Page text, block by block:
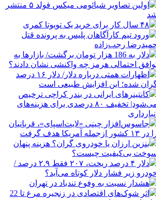
اولین تصاویر شیائومی میکس فولد ۵ منتشر
۴۸ سال کار برای خرید یک تویوتا کمری
ورود تیم کارآگاهان پلیس به پرونده قتل
رجب‌زاده
دلار به 186 هزار تومان برگشت/ بازارها به
احتمالی هرمز چه واکنشی نشان دادند؟
اظهارات همتی درباره دلار/ دلار ۱۶ درصد
شده؛ این افزایش طبیعی است
کانتینرهای ایرانی در بندر کراچی ترخیص
می‌شود| تخفیف ۸۰ درصدی برای هزینه‌های
انبارداری
جاسوس‌افزار چینی «لایت‌اسپای»، قربانیان
کشور ازجمله آمریکا هدف گرفت
بنزین ارزان یا خودروی گران؟ هزینه پنهان
بی‌کیفیت چیست؟
دلار ۴ درصد ریخت، ۲۰۷ فقط ۲.۹ درصد /
زیر فشار دلار کوتاه می‌آید؟
هشدار نسبت به وفوع تندباد در تهران
اثر شوک‌های اقتصادی در زنجیره مرغ تا 22